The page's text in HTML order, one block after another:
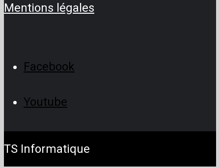
Mentions légales
Facebook
Youtube
TS Informatique